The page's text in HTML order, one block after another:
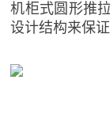
机柜式圆形推
设计结构来保